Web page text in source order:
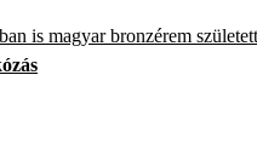
is magyar bronzérem